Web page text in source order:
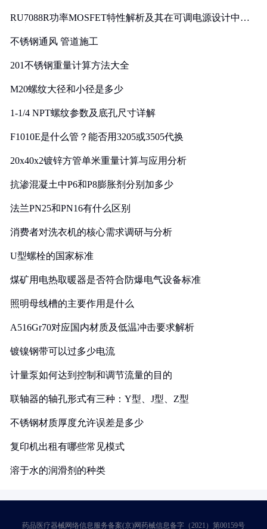
RU7088R功率MOSFET特性解析及其在可调电源设计中的
不锈钢通风 管道施工
201不锈钢重量计算方法大全
M20螺纹大径和小径是多少
1-1/4 NPT螺纹参数及底孔尺寸详解
F1010E是什么管？能否用3205或3505代换
20x40x2镀锌方管单米重量计算与应用分析
抗渗混凝土中P6和P8膨胀剂分别加多少
法兰PN25和PN16有什么区别
消费者对洗衣机的核心需求调研与分析
U型螺栓的国家标准
煤矿用电热取暖器是否符合防爆电气设备标准
照明母线槽的主要作用是什么
A516Gr70对应国内材质及低温冲击要求解析
镀镍钢带可以过多少电流
计量泵如何达到控制和调节流量的目的
联轴器的轴孔形式有三种：Y型、J型、Z型
不锈钢材质厚度允许误差是多少
复印机出租有哪些常见模式
溶于水的润滑剂的种类
药品医疗器械网络信息服务备案(京)网药械信息备字（2021）第00159号